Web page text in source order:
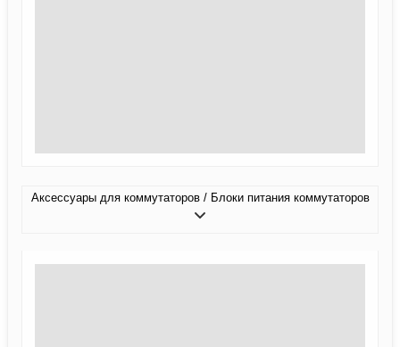
Аксессуары для коммутаторов / Блоки питания коммутаторов